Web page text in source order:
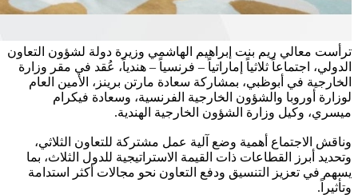
ترأست معالي ريم بنت إبراهيم الهاشمي وزيرة دولة لشؤون التعاون
الدولي، اجتماعاً ثلاثياً إماراتياً – فرنسياً – هندياً، عُقد في مقر وزارة
الخارجية في أبوظبي، بمشاركة سعادة مارتن برينز، الأمين العام
لوزارة أوروبا والشؤون الخارجية الفرنسية، وسعادة فيكرام
ميسري، وكيل وزارة الشؤون الخارجية الهندية.
وناقش الاجتماع أهمية وضع آلية عمل مشتركة للتعاون الثلاثي،
وتحديد أبرز القطاعات ذات القيمة الاستراتيجية للدول الثلاث، بما
يسهم في تعزيز التنسيق ودفع التعاون نحو مجالات أكثر استدامة
وتأثيراً.